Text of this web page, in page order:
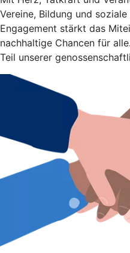
Vereine, Bildung und
Engagement stärkt das
nachhaltige Chancen für
Teil unserer